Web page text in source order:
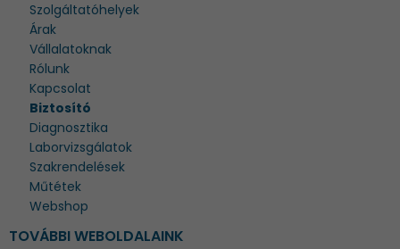
Szolgáltatóhelyek
Árak
Vállalatoknak
Rólunk
Kapcsolat
Biztosító
Diagnosztika
Laborvizsgálatok
Szakrendelések
Műtétek
Webshop
TOVÁBBI WEBOLDALAINK